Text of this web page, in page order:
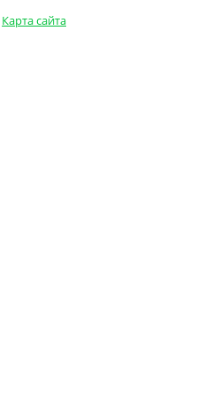
Карта сайта